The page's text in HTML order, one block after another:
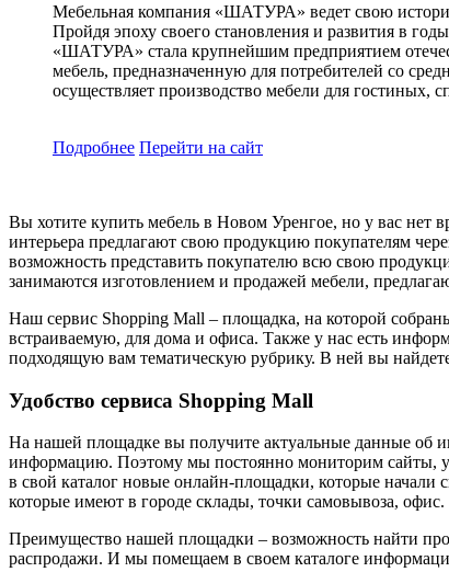
Мебельная компания «ШАТУРА» ведет свою
Пройдя эпоху своего становления и развития в
«ШАТУРА» стала крупнейшим предприятием
мебель, предназначенную для потребителей со
осуществляет производство мебели для гостиных,
Подробнее Перейти на сайт
Вы хотите купить мебель в Новом Уренгое, но у вас нет
интерьера предлагают свою продукцию покупателям
возможность представить покупателю всю свою
занимаются изготовлением и продажей мебели,
Наш сервис Shopping Mall – площадка, на которой
встраиваемую, для дома и офиса. Также у нас есть
подходящую вам тематическую рубрику. В ней вы
Удобство сервиса Shopping Mall
На нашей площадке вы получите актуальные данные об
информацию. Поэтому мы постоянно мониторим сайты,
в свой каталог новые онлайн-площадки, которые начали
которые имеют в городе склады, точки самовывоза, офис.
Преимущество нашей площадки – возможность найти
распродажи. И мы помещаем в своем каталоге